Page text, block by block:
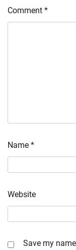
Comment *
Name *
Website
Save my